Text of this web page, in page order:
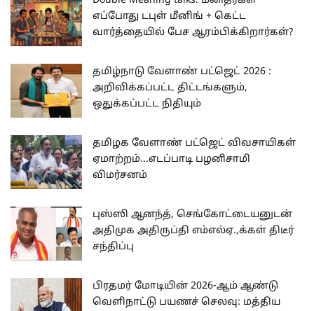
எப்போது டபுள் மீனிங் + கெட்ட
வார்த்தையில் பேச ஆரம்பிக்கிறார்கள்?
தமிழ்நாடு வேளாண் பட்ஜெட் 2026 :
அறிவிக்கப்பட்ட திட்டங்களும்,
ஒதுக்கப்பட்ட நிதியும்
தமிழக வேளாண் பட்ஜெட் விவசாயிகள்
ஏமாற்றம்...எடப்பாடி பழனிசாமி
விமர்சனம்
புஸ்ஸி ஆனந்த், செங்கோட்டையனுடன்
அதிமுக அதிருப்தி எம்எல்ஏ.,க்கள் திடீர்
சந்திப்பு
பிரதமர் மோடியின் 2026-ஆம் ஆண்டு
வெளிநாட்டு பயணச் செலவு: மத்திய